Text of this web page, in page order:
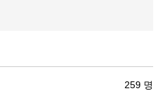
259 명